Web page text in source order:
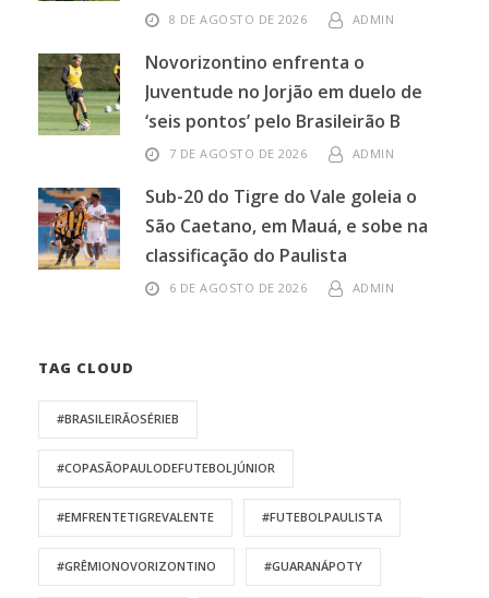
8 DE AGOSTO DE 2026 ADMIN
Novorizontino enfrenta o
Juventude no Jorjão em duelo de
‘seis pontos’ pelo Brasileirão B
7 DE AGOSTO DE 2026 ADMIN
Sub-20 do Tigre do Vale goleia o
São Caetano, em Mauá, e sobe na
classificação do Paulista
6 DE AGOSTO DE 2026 ADMIN
TAG CLOUD
#BRASILEIRÃOSÉRIEB
#COPASÃOPAULODEFUTEBOLJÚNIOR
#EMFRENTETIGREVALENTE #FUTEBOLPAULISTA
#GRÊMIONOVORIZONTINO #GUARANÁPOTY